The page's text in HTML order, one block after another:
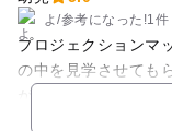
よ/参考になった!1件
プロジェクションマ
の中を見学させても
ったので途中少し退